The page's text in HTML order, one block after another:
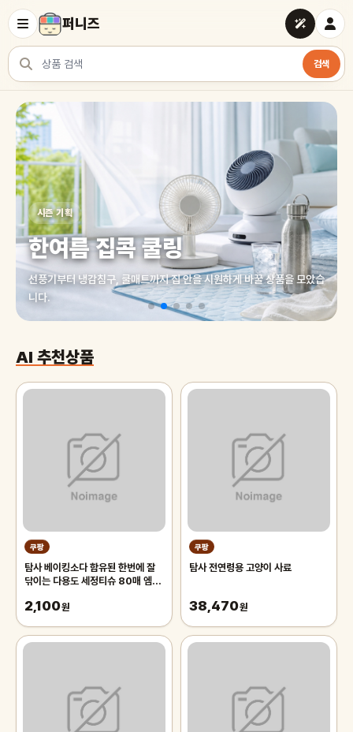
퍼니즈
상품 검색
검색
여러 쇼핑몰 상품을 한곳에서 찾아보세요
시즌 기획
한여름 집콕 쿨링
선풍기부터 냉감침구, 쿨매트까지 집 안을 시원하게 바꿀 상품을 모았습
니다.
AI 추천상품
쿠팡
탐사 베이킹소다 함유된 한번에 잘
닦이는 다용도 세정티슈 80매 엠보
2,100원
쿠팡
탐사 전연령용 고양이 사료
38,470원